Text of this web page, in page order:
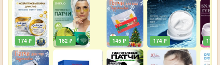
174 ₽ 182 ₽ 145 ₽ 174 ₽ 174 ₽